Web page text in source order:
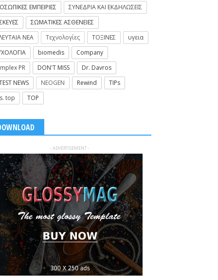
: Οι θεραπευτικές
Πονοκέφαλος; Δεν είναι όλοι
ΕΜΠΕΙΡΙΕΣ
ΣΥΝΕΔΡΙΑ ΚΑΙ ΕΚΔΗΛΩΣΕΙΣ
ΣΩΜΑΤΙΚΕΣ ΑΣΘΕΝΕΙΕΣ
ΝΕΑ
Τεχνολογίες ΤΟΞΙΝΕΣ
υγεια
biomedis
Company
PR
DON'T MISS
Dr. Davros
NEWS
NEOGEN Rewind
TIPs
top
TOP
- ADVERTISEMENT -